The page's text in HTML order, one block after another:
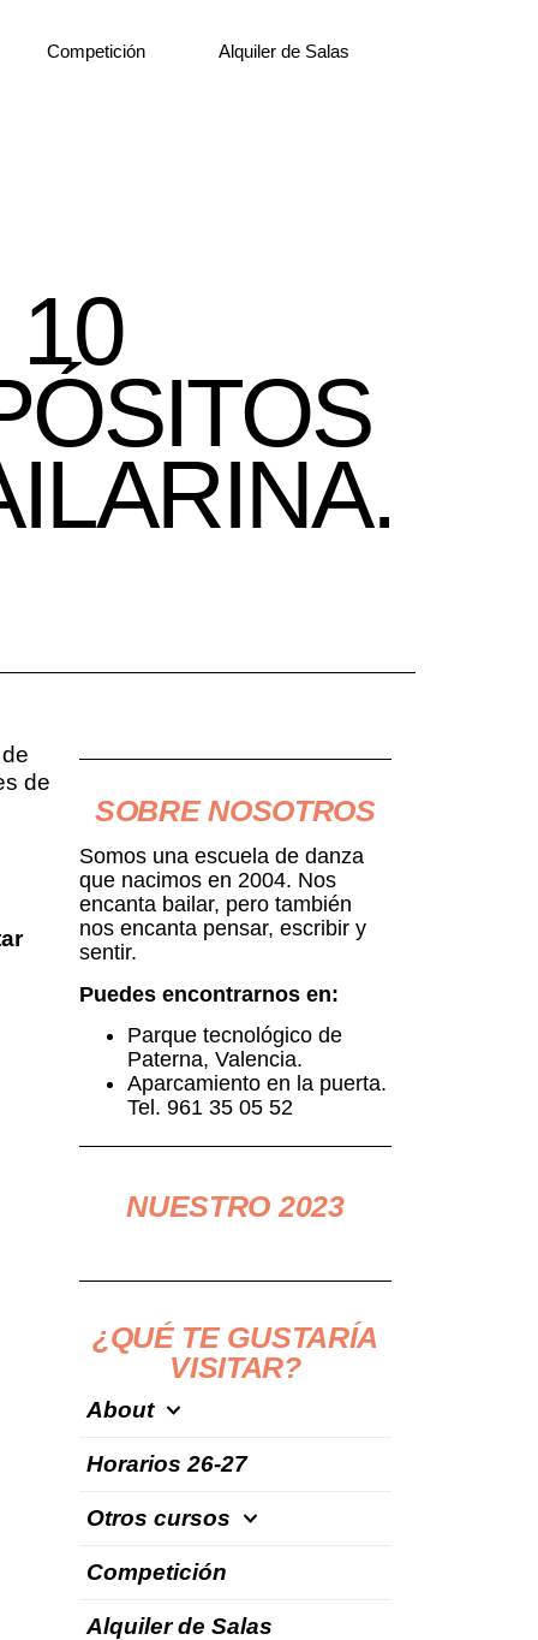
Competición Alquiler de Salas
10
de
SOBRE NOSOTROS
Somos una escuela de danza
que nacimos en 2004. Nos
encanta bailar, pero también
nos encanta pensar, escribir y
sentir.
Puedes encontrarnos en:
Parque tecnológico de
Paterna, Valencia.
Aparcamiento en la puerta.
Tel. 961 35 05 52
NUESTRO 2023
¿QUÉ TE GUSTARÍA
VISITAR?
About
Horarios 26-27
Otros cursos
Competición
Alquiler de Salas